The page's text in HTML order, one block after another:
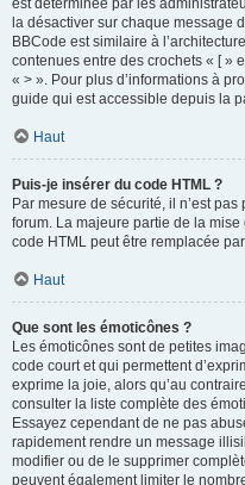
est déterminée par les
la désactiver sur chaque message
BBCode est similaire à
contenues entre des crochets « [ »
« > ». Pour plus d’informations à
guide qui est accessible depuis la
Haut
Puis-je insérer du code HTML ?
Par mesure de sécurité, il n’est
forum. La majeure partie de la
code HTML peut être remplacée
Haut
Que sont les émoticônes ?
Les émoticônes sont de petites
code court et qui permettent
exprime la joie, alors qu’au
consulter la liste complète des
Essayez cependant de ne pas
rapidement rendre un message
modifier ou de le supprimer
peuvent également limiter le